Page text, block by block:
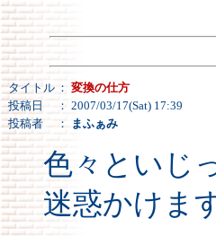
タイトル ： 変換の仕方
投稿日
： 2007/03/17(Sat) 17:39
投稿者
： まふぁみ
色々といじ
迷惑かけま